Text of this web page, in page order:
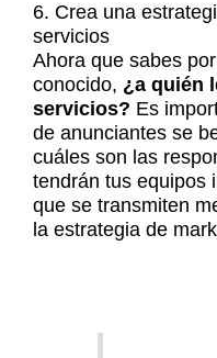
6. Crea una
servicios
Ahora que sabes
conocido, ¿a quién
servicios? Es
de anunciantes se
cuáles son las
tendrán tus equipos
que se transmiten
la estrategia de